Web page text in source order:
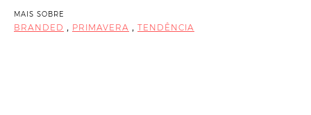
MAIS SOBRE
BRANDED , PRIMAVERA , TENDÊNCIA